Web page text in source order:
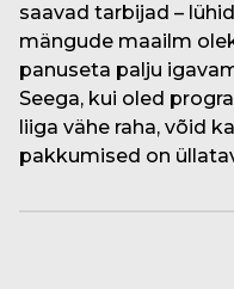
saavad tarbijad –
mängude maailm
panuseta palju
Seega, kui oled
liiga vähe raha, võid
pakkumised on